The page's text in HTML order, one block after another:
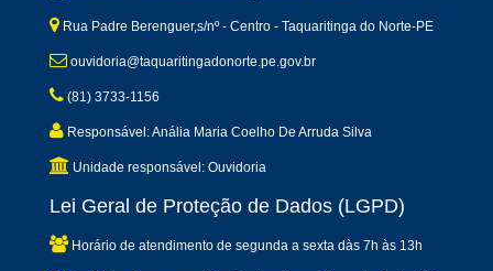
Rua Padre Berenguer,s/nº - Centro - Taquaritinga do Norte-PE
ouvidoria@taquaritingadonorte.pe.gov.br
(81) 3733-1156
Responsável: Anália Maria Coelho De Arruda Silva
Unidade responsável: Ouvidoria
Lei Geral de Proteção de Dados (LGPD)
Horário de atendimento de segunda a sexta dàs 7h às 13h